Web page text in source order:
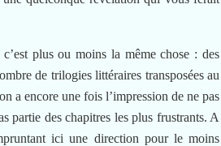
c’est plus ou moins la même chose : des
de trilogies littéraires transposées au
a encore une fois l’impression de ne pas
partie des chapitres les plus frustrants. A
ici une direction pour le moins